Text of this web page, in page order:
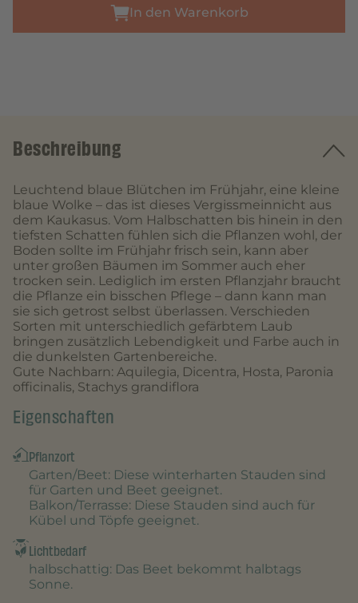
In den Warenkorb
Beschreibung
Leuchtend blaue Blütchen im Frühjahr, eine kleine
blaue Wolke – das ist dieses Vergissmeinnicht aus
dem Kaukasus. Vom Halbschatten bis hinein in den
tiefsten Schatten fühlen sich die Pflanzen wohl, der
Boden sollte im Frühjahr frisch sein, kann aber
unter großen Bäumen im Sommer auch eher
trocken sein. Lediglich im ersten Pflanzjahr braucht
die Pflanze ein bisschen Pflege – dann kann man
sie sich getrost selbst überlassen. Verschieden
Sorten mit unterschiedlich gefärbtem Laub
bringen zusätzlich Lebendigkeit und Farbe auch in
die dunkelsten Gartenbereiche.
Gute Nachbarn: Aquilegia, Dicentra, Hosta, Paronia
officinalis, Stachys grandiflora
Eigenschaften
Pflanzort
Garten/Beet: Diese winterharten Stauden sind
für Garten und Beet geeignet.
Balkon/Terrasse: Diese Stauden sind auch für
Kübel und Töpfe geeignet.
Lichtbedarf
halbschattig: Das Beet bekommt halbtags
Sonne.